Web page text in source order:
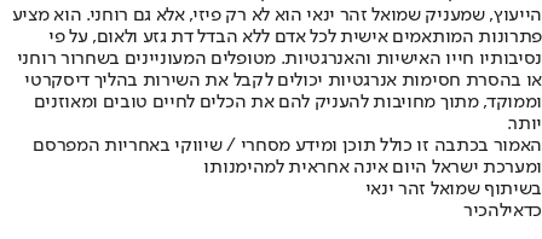
הייעוץ, שמעניק שמואל זהר ינאי הוא לא רק פיזי, אלא גם רוחני. הוא מציע
פתרונות המותאמים אישית לכל אדם ללא הבדל דת גזע ולאום, על פי
נסיבותיו חייו האישיות והאנרגטיות. מטופלים המעוניינים בשחרור רוחני
או בהסרת חסימות אנרגטיות יכולים לקבל את השירות בהליך דיסקרטי
וממוקד, מתוך מחויבות להעניק להם את הכלים לחיים טובים ומאוזנים
יותר.
האמור בכתבה זו כולל תוכן ומידע מסחרי / שיווקי באחריות המפרסם
ומערכת ישראל היום אינה אחראית למהימנותו
בשיתוף שמואל זהר ינאי
כדאילהכיר